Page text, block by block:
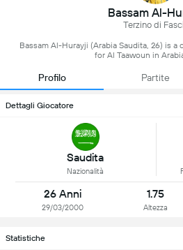
Bassam Al-
Terzino di
Bassam Al-Hurayji (Arabia Saudita, 26) is a
for Al Taawoun in
Profilo Partite
Dettagli Giocatore
Saudita
Nazionalità
26 Anni
29/03/2000
1.75
Altezza
Statistiche